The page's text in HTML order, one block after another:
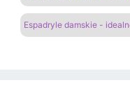
Espadryle damskie -